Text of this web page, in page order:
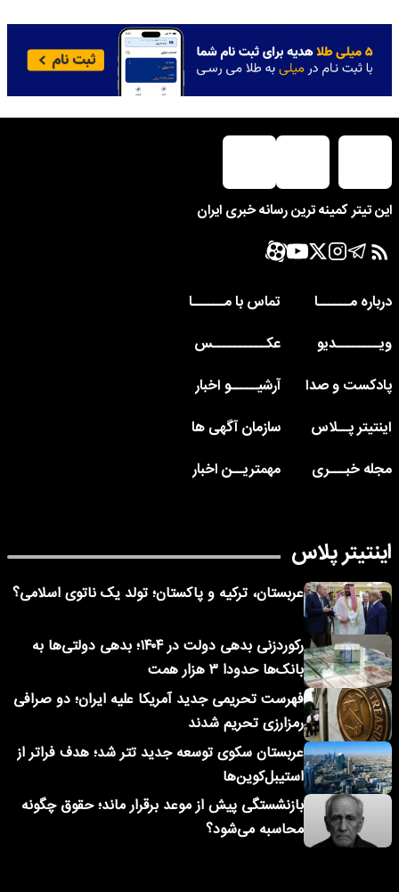
این تیتر کمینه ترین رسانه خبری ایران
درباره مــــــا
تماس با مــــــا
ویــــــــدیو
عکــــــــــس
پادکست و صدا
آرشیـــــو اخبار
اینتیتر پــلاس
سازمان آگهی ها
مجله خبـــری
مهمتریــن اخبار
اینتیتر پلاس
عربستان، ترکیه و پاکستان؛ تولد یک ناتوی اسلامی؟
رکوردزنی بدهی دولت در ۱۴۰۴؛ بدهی دولتی‌ها به
بانک‌ها حدودا ۳ هزار همت
فهرست تحریمی جدید آمریکا علیه ایران؛ دو صرافی
رمزارزی تحریم شدند
عربستان سکوی توسعه جدید تتر شد؛ هدف فراتر از
استیبل‌کوین‌ها
بازنشستگی پیش از موعد برقرار ماند؛ حقوق چگونه
محاسبه می‌شود؟